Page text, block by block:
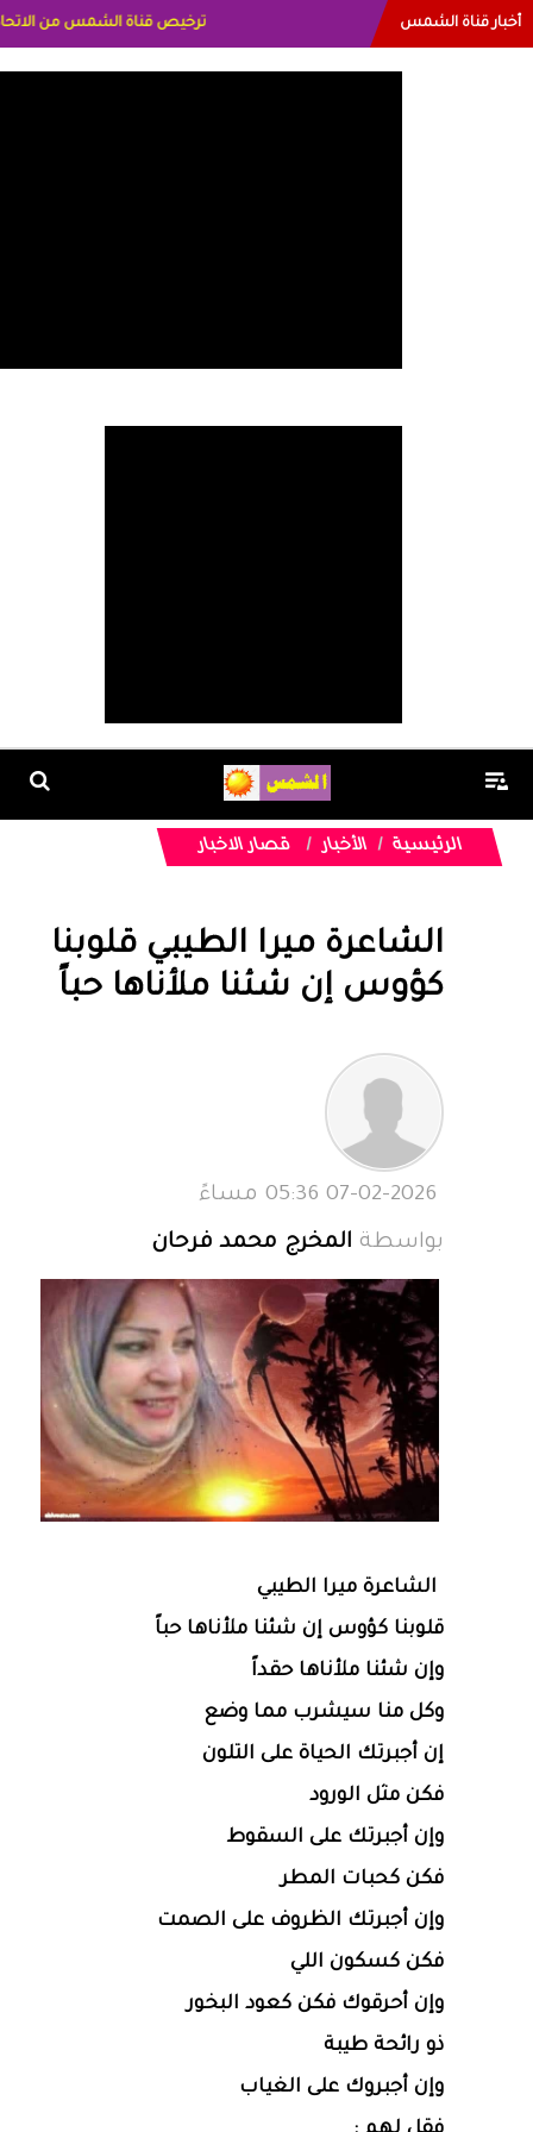
أخبار قناة الشمس
الرئيسية الأخبار قصار الاخبار
الشاعرة ميرا الطيبي قلوبنا
كؤوس إن شئنا ملأناها حباً
بواسطة المخرج محمد فرحان
الشاعرة ميرا الطيبي
قلوبنا كؤوس إن شئنا ملأناها حباً
وإن شئنا ملأناها حقداً
وكل منا سيشرب مما وضع
إن أجبرتك الحياة على التلون
فكن مثل الورود
وإن أجبرتك على السقوط
فكن كحبات المطر
وإن أجبرتك الظروف على الصمت
فكن كسكون اللي
وإن أحرقوك فكن كعود البخور
ذو رائحة طيبة
وإن أجبروك على الغياب